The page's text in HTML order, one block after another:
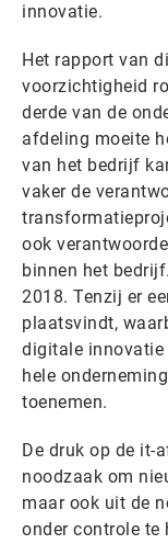
innovatie.
Het rapport van
voorzichtigheid
derde van de
afdeling moeite
van het bedrijf
vaker de
ook
binnen het
2018. Tenzij er
plaatsvindt,
digitale innovatie
hele
toenemen.
De druk op de it-
noodzaak om
maar ook uit de
onder controle te